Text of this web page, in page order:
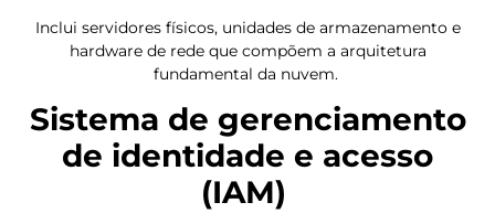
Inclui servidores físicos, unidades de armazenamento e
hardware de rede que compõem a arquitetura
fundamental da nuvem.
Sistema de gerenciamento
de identidade e acesso
(IAM)